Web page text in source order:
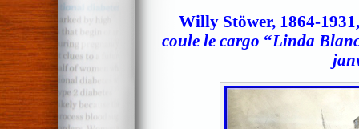
Willy Stöwer, 1864-
coule le cargo “Linda